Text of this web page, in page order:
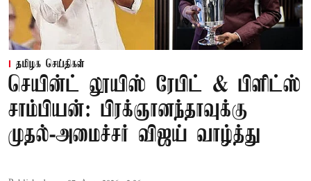
தமிழக செய்திகள்
செயின்ட் லூயிஸ் ரேபிட் & பிளிட்ஸ்
சாம்பியன்: பிரக்ஞானந்தாவுக்கு
முதல்-அமைச்சர் விஜய் வாழ்த்து